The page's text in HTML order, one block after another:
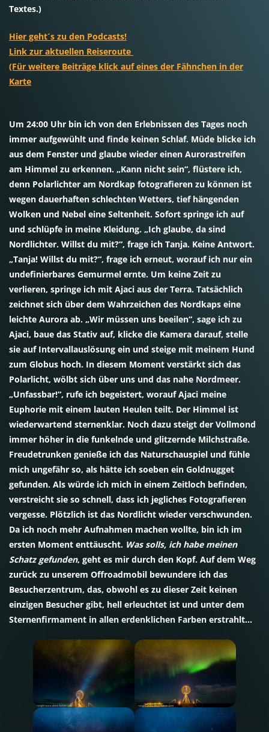
Textes.)
Hier geht´s zu den Podcasts!
Link zur aktuellen Reiseroute
(Für weitere Beiträge klick auf eines der Fähnchen in der
Karte
Um 24:00 Uhr bin ich von den Erlebnissen des Tages noch
immer aufgewühlt und finde keinen Schlaf. Müde blicke ich
aus dem Fenster und glaube wieder einen Aurorastreifen
am Himmel zu erkennen. „Kann nicht sein“, flüstere ich,
denn Polarlichter am Nordkap fotografieren zu können ist
wegen dauerhaften schlechten Wetters, tief hängenden
Wolken und Nebel eine Seltenheit. Sofort springe ich auf
und schlüpfe in meine Kleidung. „Ich glaube, da sind
Nordlichter. Willst du mit?“, frage ich Tanja. Keine Antwort.
„Tanja! Willst du mit?“, frage ich erneut, worauf ich nur ein
undefinierbares Gemurmel ernte. Um keine Zeit zu
verlieren, springe ich mit Ajaci aus der Terra. Tatsächlich
zeichnet sich über dem Wahrzeichen des Nordkaps eine
leichte Aurora ab. „Wir müssen uns beeilen“, sage ich zu
Ajaci, baue das Stativ auf, klicke die Kamera darauf, stelle
sie auf Intervallauslösung ein und steige mit meinem Hund
zum Globus hoch. In diesem Moment verstärkt sich das
Polarlicht, wölbt sich über uns und das nahe Nordmeer.
„Unfassbar!“, rufe ich begeistert, worauf Ajaci meine
Euphorie mit einem lauten Heulen teilt. Der Himmel ist
wiederwartend sternenklar. Noch dazu steigt der Vollmond
immer höher in die funkelnde und glitzernde Milchstraße.
Freudetrunken genieße ich das Naturschauspiel und fühle
mich ungefähr so, als hätte ich soeben ein Goldnugget
gefunden. Als würde ich mich in einem Zeitloch befinden,
verstreicht sie so schnell, dass ich jegliches Fotografieren
vergesse. Plötzlich ist das Nordlicht wieder verschwunden.
Da ich noch mehr Aufnahmen machen wollte, bin ich im
ersten Moment enttäuscht. Was solls, ich habe meinen
Schatz gefunden, geht es mir durch den Kopf. Auf dem Weg
zurück zu unserem Offroadmobil bewundere ich das
Besucherzentrum, das, obwohl es zu dieser Zeit keinen
einzigen Besucher gibt, hell erleuchtet ist und unter dem
Sternenfirmament in allen erdenklichen Farben erstrahlt…